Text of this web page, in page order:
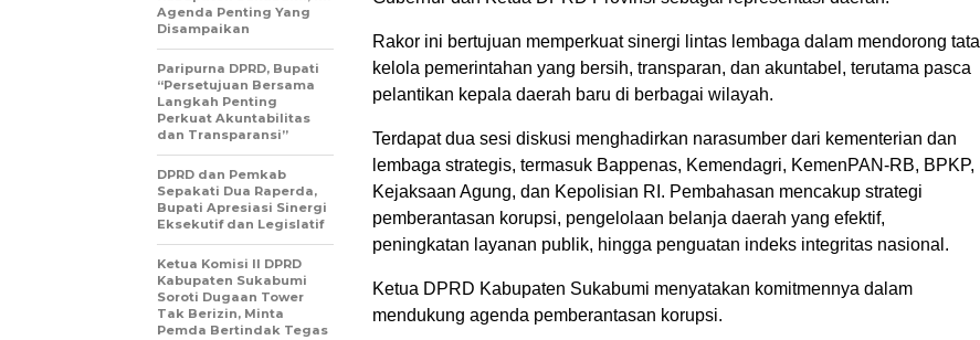
Rakor ini bertujuan memperkuat sinergi lintas lembaga dalam mendorong tata
kelola pemerintahan yang bersih, transparan, dan akuntabel, terutama pasca
pelantikan kepala daerah baru di berbagai wilayah.
Terdapat dua sesi diskusi menghadirkan narasumber dari kementerian dan
lembaga strategis, termasuk Bappenas, Kemendagri, KemenPAN-RB, BPKP,
Kejaksaan Agung, dan Kepolisian RI. Pembahasan mencakup strategi
pemberantasan korupsi, pengelolaan belanja daerah yang efektif,
peningkatan layanan publik, hingga penguatan indeks integritas nasional.
Ketua DPRD Kabupaten Sukabumi menyatakan komitmennya dalam
mendukung agenda pemberantasan korupsi.
Agenda Penting Yang
Disampaikan
Paripurna DPRD, Bupati
“Persetujuan Bersama
Langkah Penting
Perkuat Akuntabilitas
dan Transparansi”
DPRD dan Pemkab
Sepakati Dua Raperda,
Bupati Apresiasi Sinergi
Eksekutif dan Legislatif
Ketua Komisi II DPRD
Kabupaten Sukabumi
Soroti Dugaan Tower
Tak Berizin, Minta
Pemda Bertindak Tegas